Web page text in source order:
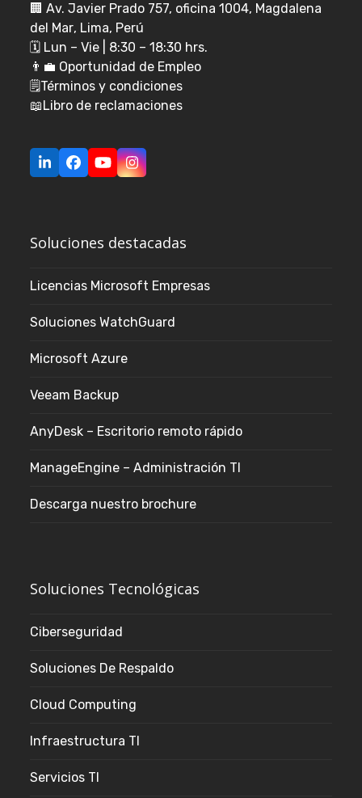
🏢Av. Javier Prado 757, oficina 1004, Magdalena
del Mar, Lima, Perú
🗓️ Lun – Vie | 8:30 – 18:30 hrs.
👨‍💼 Oportunidad de Empleo
🗒️Términos y condiciones
📖 Libro de reclamaciones
LinkedInFacebook
YouTubeInstagram
Soluciones destacadas
Licencias Microsoft Empresas
Soluciones WatchGuard
Microsoft Azure
Veeam Backup
AnyDesk – Escritorio remoto rápido
ManageEngine – Administración TI
Descarga nuestro brochure
Soluciones Tecnológicas
Ciberseguridad
Soluciones De Respaldo
Cloud Computing
Infraestructura TI
Servicios TI